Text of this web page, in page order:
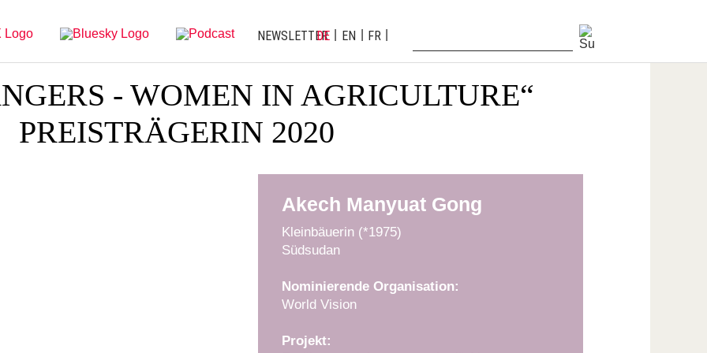
NEWSLETTER
DE EN FR
- WOMEN IN AGRICULTURE“
PREISTRÄGERIN 2020
Akech Manyuat Gong
Kleinbäuerin (*1975)
Südsudan
Nominierende Organisation:
World Vision
Projekt: